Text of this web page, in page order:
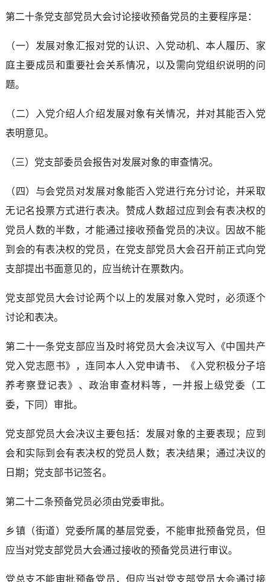
第二十条党支部党员大会讨论接收预备党员的主要程序是：
（一）发展对象汇报对党的认识、入党动机、本人履历、家
庭主要成员和重要社会关系情况，以及需向党组织说明的问
题。
（二）入党介绍人介绍发展对象有关情况，并对其能否入党
表明意见。
（三）党支部委员会报告对发展对象的审查情况。
（四）与会党员对发展对象能否入党进行充分讨论，并采取
无记名投票方式进行表决。赞成人数超过应到会有表决权的
党员人数的半数，才能通过接收预备党员的决议。因故不能
到会的有表决权的党员，在党支部党员大会召开前正式向党
支部提出书面意见的，应当统计在票数内。
党支部党员大会讨论两个以上的发展对象入党时，必须逐个
讨论和表决。
第二十一条党支部应当及时将党员大会决议写入《中国共产
党入党志愿书》，连同本人入党申请书、《入党积极分子培
养考察登记表》、政治审查材料等，一并报上级党委（工
委，下同）审批。
党支部党员大会决议主要包括：发展对象的主要表现；应到
会和实际到会有表决权的党员人数；表决结果；通过决议的
日期；党支部书记签名。
第二十二条预备党员必须由党委审批。
乡镇（街道）党委所属的基层党委，不能审批预备党员，但
应当对党支部党员大会通过接收的预备党员进行审议。
党总支不能审批预备党员，但应当对党支部党员大会通过接